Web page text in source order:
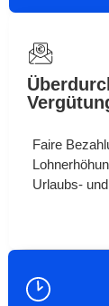
Faire
Urlaubs-